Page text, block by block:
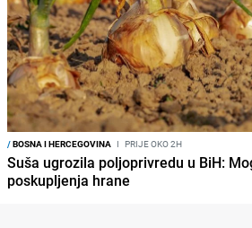
/BOSNA I HERCEGOVINA I PRIJE OKO 2H
Suša ugrozila poljoprivredu u BiH:
poskupljenja hrane